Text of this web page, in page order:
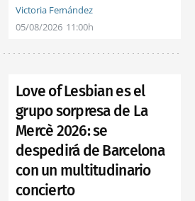
Victoria Fernández
05/08/2026 11:00h
Love of Lesbian es el
grupo sorpresa de La
Mercè 2026: se
despedirá de Barcelona
con un multitudinario
concierto